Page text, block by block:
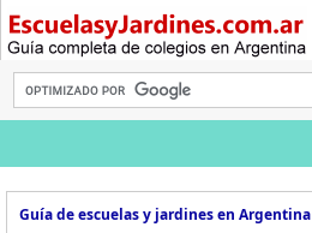
Guía de escuelas y jardines en Argentina